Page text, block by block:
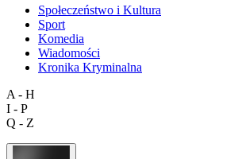
Społeczeństwo i Kultura
Sport
Komedia
Wiadomości
Kronika Kryminalna
A - H
I - P
Q - Z